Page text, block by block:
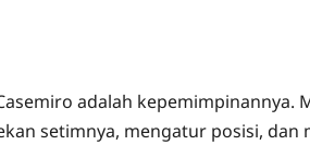
adalah kepemimpinannya.
setimnya, mengatur posisi, dan